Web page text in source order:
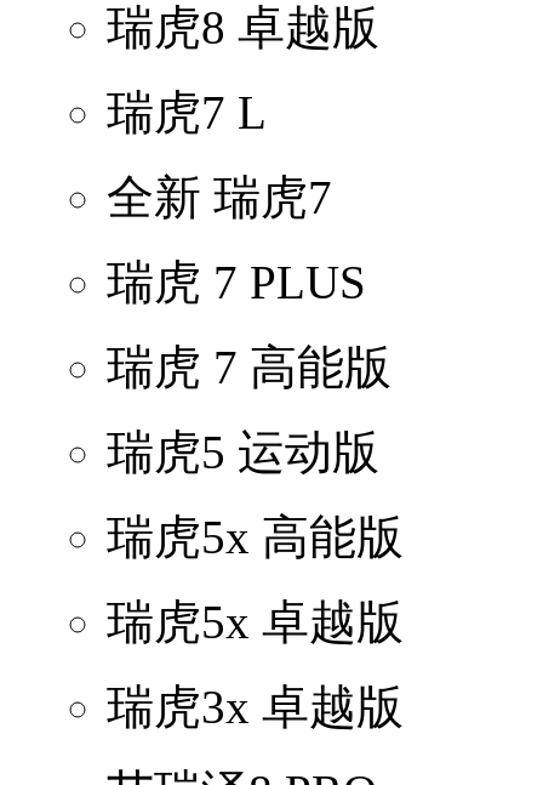
瑞虎8 卓越版
瑞虎7 L
全新 瑞虎7
瑞虎 7 PLUS
瑞虎 7 高能版
瑞虎5 运动版
瑞虎5x 高能版
瑞虎5x 卓越版
瑞虎3x 卓越版